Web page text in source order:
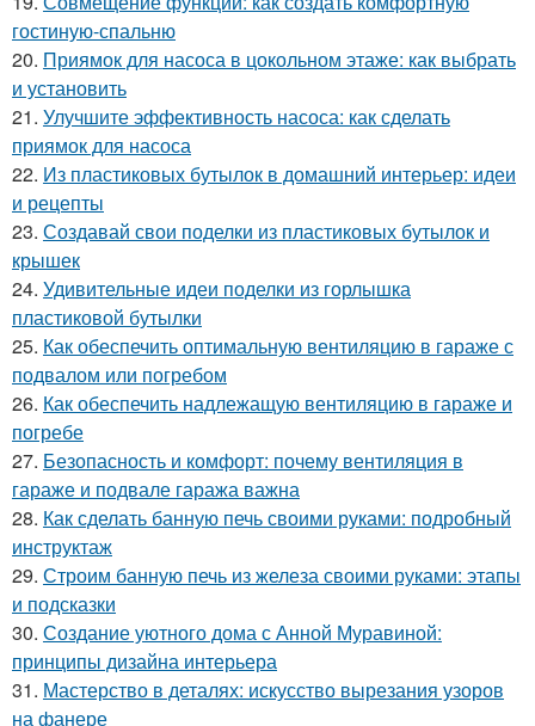
гостиную-спальню
20. Приямок для насоса в цокольном этаже: как выбрать
и установить
21. Улучшите эффективность насоса: как сделать
приямок для насоса
22. Из пластиковых бутылок в домашний интерьер: идеи
и рецепты
23. Создавай свои поделки из пластиковых бутылок и
крышек
24. Удивительные идеи поделки из горлышка
пластиковой бутылки
25. Как обеспечить оптимальную вентиляцию в гараже с
подвалом или погребом
26. Как обеспечить надлежащую вентиляцию в гараже и
погребе
27. Безопасность и комфорт: почему вентиляция в
гараже и подвале гаража важна
28. Как сделать банную печь своими руками: подробный
инструктаж
29. Строим банную печь из железа своими руками: этапы
и подсказки
30. Создание уютного дома с Анной Муравиной:
принципы дизайна интерьера
31. Мастерство в деталях: искусство вырезания узоров
на фанере